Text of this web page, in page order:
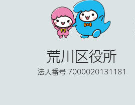
荒川区役所
法人番号 7000020131181